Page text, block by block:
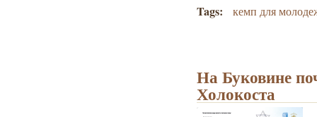
Tags: кемп для
На Буковине
Холокоста